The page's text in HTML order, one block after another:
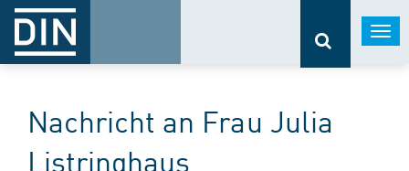
Nachricht an Frau Julia
Listringhaus